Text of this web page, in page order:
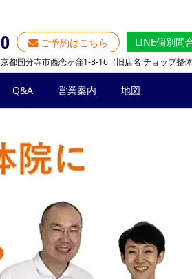
ご予約はこちら LINE個別問
都国分寺市西恋ヶ窪1-3-16（旧店名:チョップ整体
Q&A 営業案内 地図